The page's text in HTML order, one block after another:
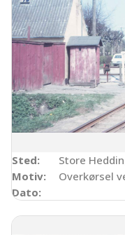
Sted:
Store
Motiv:
Overkørsel
Dato: